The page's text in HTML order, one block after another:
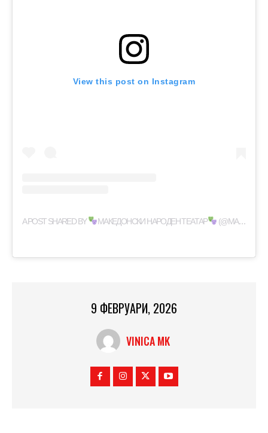
View this post on Instagram
A POST SHARED BY МАКЕДОНСКИ НАРОДЕН ТЕАТАР (@MAKEDONSKI_NARODEN_TEATAR)
9 ФЕВРУАРИ, 2026
VINICA MK